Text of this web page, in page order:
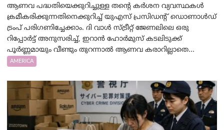
ആണവ പദ്ധതിയെക്കുറിച്ചുള്ള തന്റെ കർശന വ്യവസ്ഥകൾ
ക്രമീകരിക്കുന്നതിനെക്കുറിച്ച് യുഎസ് പ്രസിഡന്റ് ഡൊണാൾഡ്
ട്രംപ് പരിഗണിച്ചേക്കാം. ദി വാൾ സ്ട്രീറ്റ് ജേണലിലെ ഒരു
റിപ്പോർട്ട് അനുസരിച്ച്, ഇറാൻ ഹോർമുസ് കടലിടുക്ക്
പൂർണ്ണമായും വീണ്ടും തുറന്നാൽ ആണവ കരാറില്ലാതെ...
AMERICA